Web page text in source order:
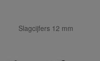
Slagcijfers 12 mm